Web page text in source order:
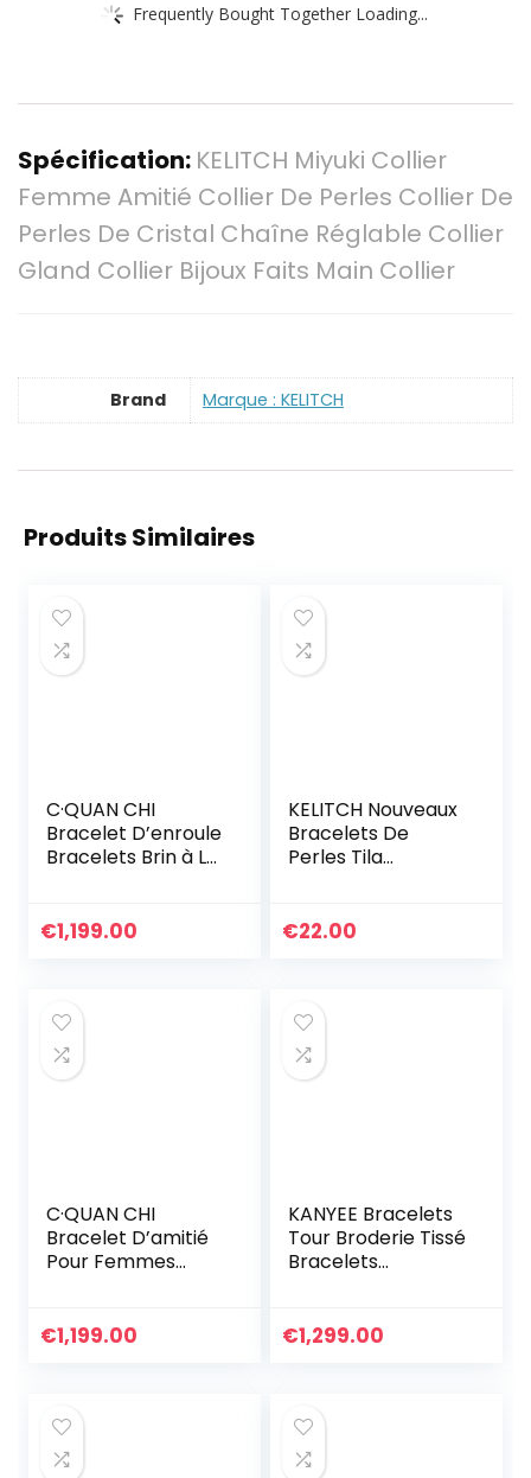
Frequently Bought Together Loading...
Spécification: KELITCH Miyuki Collier
Femme Amitié Collier De Perles Collier De
Perles De Cristal Chaîne Réglable Collier
Gland Collier Bijoux Faits Main Collier
Brand Marque : KELITCH
Produits Similaires
C·QUAN CHI
Bracelet D’enroule
Bracelets Brin à La
à Breloques Et
D’anniversaire
Réglable
€1,199.00
KELITCH Nouveaux
Bracelets De
Perles Tila
Brins Multi Couleur
€22.00
C·QUAN CHI
Bracelet D’amitié
Pour Femmes
Corde Tressée à
€1,199.00
KANYEE Bracelets
Tour Broderie Tissé
Bracelets
Charm D’amitié
€1,299.00